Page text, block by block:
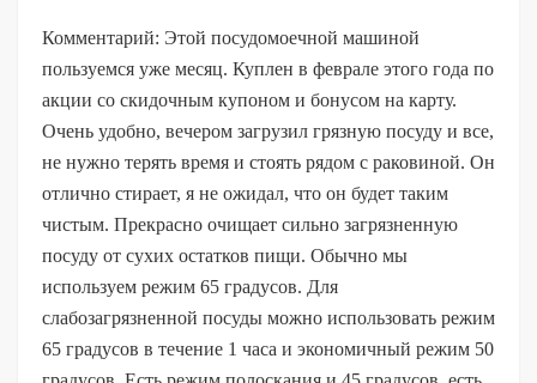
Комментарий: Этой посудомоечной машиной
пользуемся уже месяц. Куплен в феврале этого года по
акции со скидочным купоном и бонусом на карту.
Очень удобно, вечером загрузил грязную посуду и все,
не нужно терять время и стоять рядом с раковиной. Он
отлично стирает, я не ожидал, что он будет таким
чистым. Прекрасно очищает сильно загрязненную
посуду от сухих остатков пищи. Обычно мы
используем режим 65 градусов. Для
слабозагрязненной посуды можно использовать режим
65 градусов в течение 1 часа и экономичный режим 50